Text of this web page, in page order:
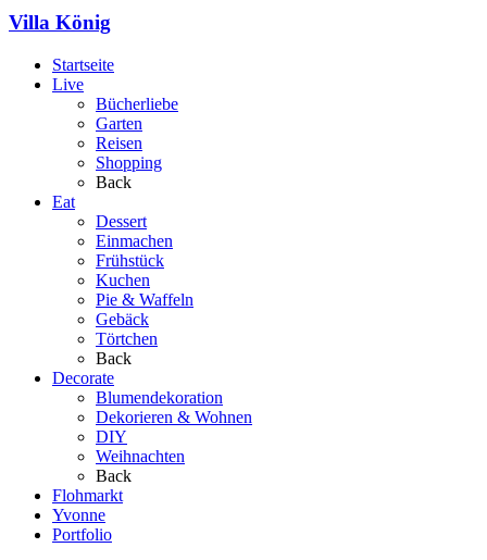
Villa König
Startseite
Live
Bücherliebe
Garten
Reisen
Shopping
Back
Eat
Dessert
Einmachen
Frühstück
Kuchen
Pie & Waffeln
Gebäck
Törtchen
Back
Decorate
Blumendekoration
Dekorieren & Wohnen
DIY
Weihnachten
Back
Flohmarkt
Yvonne
Portfolio